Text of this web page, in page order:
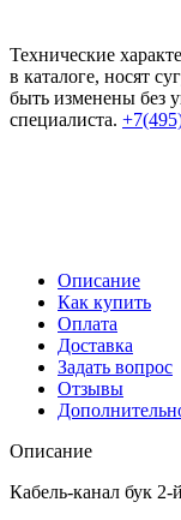
Технические
в каталоге, носят
быть изменены без
специалиста.
Описание
Как купить
Оплата
Доставка
Задать вопрос
Отзывы
Описание
Кабель-канал бук